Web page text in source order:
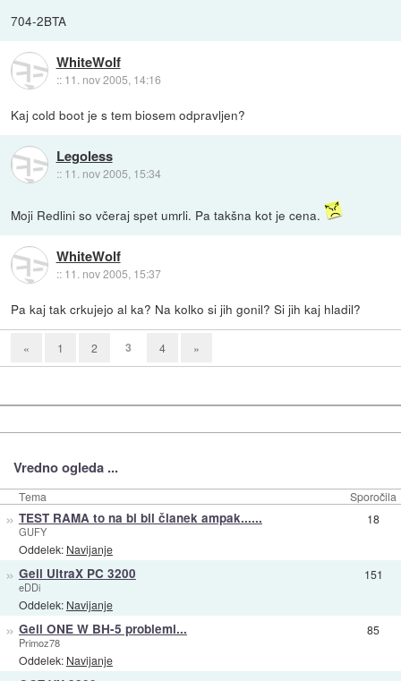
704-2BTA
WhiteWolf
:: 11. nov 2005, 14:16
Kaj cold boot je s tem biosem odpravljen?
Legoless
:: 11. nov 2005, 15:34
Moji Redlini so včeraj spet umrli. Pa takšna kot je cena.
WhiteWolf
:: 11. nov 2005, 15:37
Pa kaj tak crkujejo al ka? Na kolko si jih gonil? Si jih kaj hladil?
« 1 2 3 4 »
Vredno ogleda ...
Tema Sporočila
» TEST RAMA to na bi bil članek ampak......
GUFY
Oddelek: Navijanje
18
» Geil UltraX PC 3200
eDDi
Oddelek: Navijanje
151
» Geil ONE W BH-5 problemi...
Primoz78
Oddelek: Navijanje
85